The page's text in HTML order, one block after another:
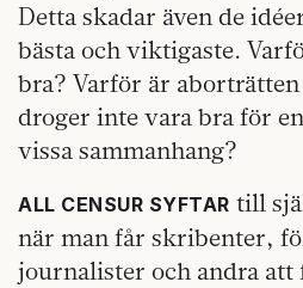
Detta skadar även de
bästa och viktigaste.
bra? Varför är
droger inte vara bra för
vissa sammanhang?
ALL CENSUR SYFTAR till
när man får skribenter,
journalister och andra